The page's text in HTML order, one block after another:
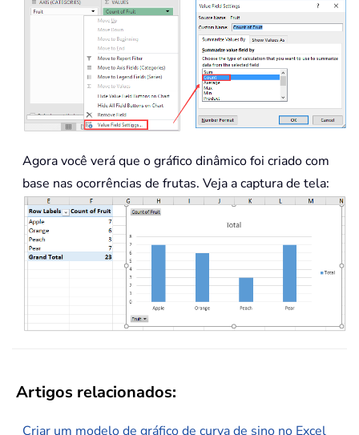
Agora você verá que o gráfico dinâmico foi criado com
base nas ocorrências de frutas. Veja a captura de tela:
Artigos relacionados:
Criar um modelo de gráfico de curva de sino no Excel